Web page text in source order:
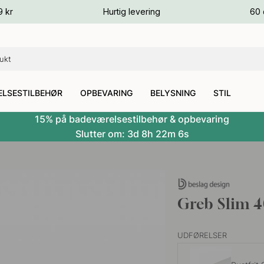
kr Hurtig levering 60
OPBEVARING BELYSNING STIL
15% på badeværelsestilbehør & opbevaring
Slutter om: 3d 8h 22m 5s
Greb Slim
UDFØRELSER